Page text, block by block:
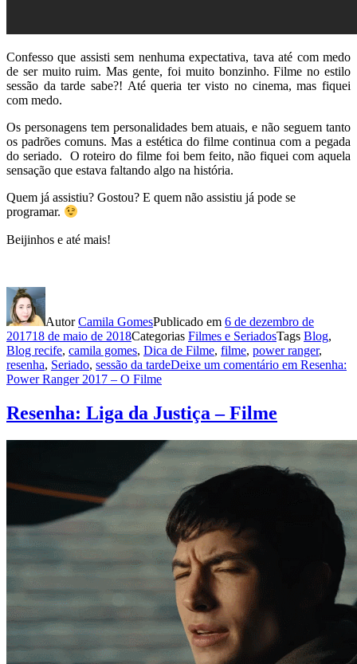
Confesso que assisti sem nenhuma expectativa, tava até com medo
de ser muito ruim. Mas gente, foi muito bonzinho. Filme no estilo
sessão da tarde sabe?! Até queria ter visto no cinema, mas fiquei
com medo.
Os personagens tem personalidades bem atuais, e não seguem tanto
os padrões comuns. Mas a estética do filme continua com a pegada
do seriado. O roteiro do filme foi bem feito, não fiquei com aquela
sensação que estava faltando algo na história.
Quem já assistiu? Gostou? E quem não assistiu já pode se
programar.
Beijinhos e até mais!
AutorCamila GomesPublicado em 6 de dezembro de
201718 de maio de 2018Categorias Filmes e SeriadosTags Blog,
Blog recife, camila gomes, Dica de Filme, filme, power ranger,
resenha, Seriado, sessão da tardeDeixe um comentário em Resenha:
Power Ranger 2017 – O Filme
Resenha: Liga da Justiça – Filme